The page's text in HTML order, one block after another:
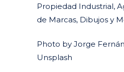
Propiedad Industrial,
de Marcas, Dibujos y
Photo by Jorge
Unsplash